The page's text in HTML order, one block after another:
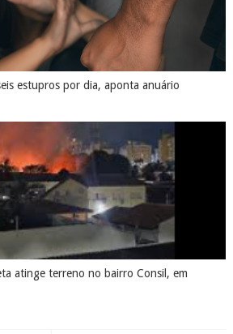
estupros por dia, aponta anuário
atinge terreno no bairro Consil, em